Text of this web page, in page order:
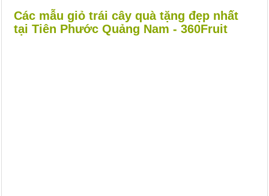
Các mẫu giỏ trái cây quà tặng đẹp nhất
tại Tiên Phước Quảng Nam - 360Fruit